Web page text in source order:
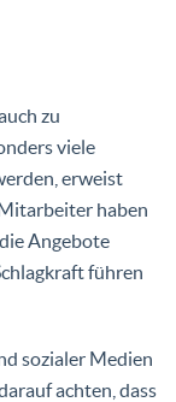
zu
viele
erweist
haben
Angebote
führen
sozialer Medien
achten, dass